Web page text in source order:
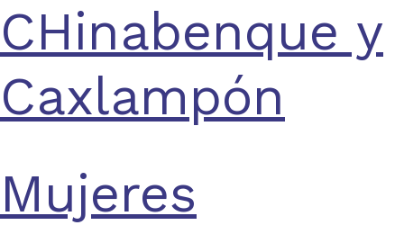
CHinabenque y
Caxlampón
Mujeres